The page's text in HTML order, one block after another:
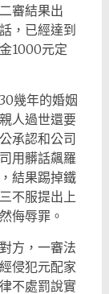
審結果出
，已經達到
1000元定
幾年的婚姻
人過世還要
承認和公司
用髒話飆羅
結果踢掉鐵
不服提出上
侮辱罪。
方，一審法
侵犯元配家
不處罰說實